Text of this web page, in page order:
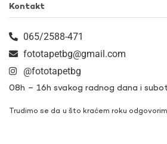
Kontakt
065/2588-471
fototapetbg@gmail.com
@fototapetbg
08h – 16h svakog radnog dana i
Trudimo se da u što kraćem roku